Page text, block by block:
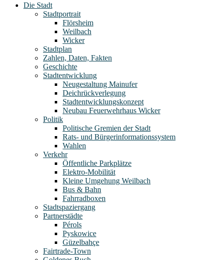
Die Stadt
Stadtportrait
Flörsheim
Weilbach
Wicker
Stadtplan
Zahlen, Daten, Fakten
Geschichte
Stadtentwicklung
Neugestaltung Mainufer
Deichrückverlegung
Stadtentwicklungskonzept
Neubau Feuerwehrhaus Wicker
Politik
Politische Gremien der Stadt
Rats- und Bürgerinformationssystem
Wahlen
Verkehr
Öffentliche Parkplätze
Elektro-Mobilität
Kleine Umgehung Weilbach
Bus & Bahn
Fahrradboxen
Stadtspaziergang
Partnerstädte
Pérols
Pyskowice
Güzelbahçe
Fairtrade-Town